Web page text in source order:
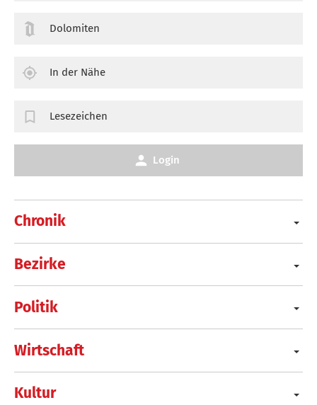
Chronik
Bezirke
Politik
Wirtschaft
Kultur
Dolomiten
In der Nähe
Lesezeichen
Login